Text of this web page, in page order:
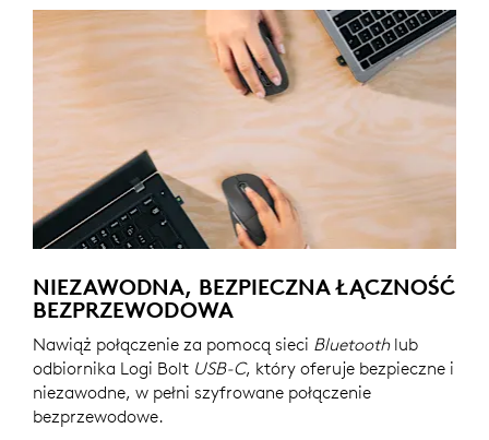
NIEZAWODNA, BEZPIECZNA ŁĄCZNOŚĆ
BEZPRZEWODOWA
Nawiąż połączenie za pomocą sieci Bluetoothlub
odbiornika Logi Bolt USB-C, który oferuje bezpieczne i
niezawodne, w pełni szyfrowane połączenie
bezprzewodowe.